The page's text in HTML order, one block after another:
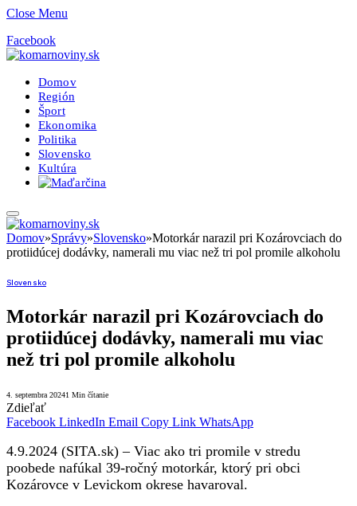
Close Menu
Facebook
Domov
Región
Šport
Ekonomika
Politika
Slovensko
Kultúra
Domov»Správy»Slovensko»Motorkár narazil pri Kozárovciach do
protiidúcej dodávky, namerali mu viac než tri pol promile alkoholu
Slovensko
Motorkár narazil pri Kozárovciach do
protiidúcej dodávky, namerali mu viac
než tri pol promile alkoholu
4. septembra 20241 Min čítanie
Zdieľať
Facebook LinkedIn Email Copy Link WhatsApp
4.9.2024 (SITA.sk) – Viac ako tri promile v stredu
poobede nafúkal 39-ročný motorkár, ktorý pri obci
Kozárovce v Levickom okrese havaroval.